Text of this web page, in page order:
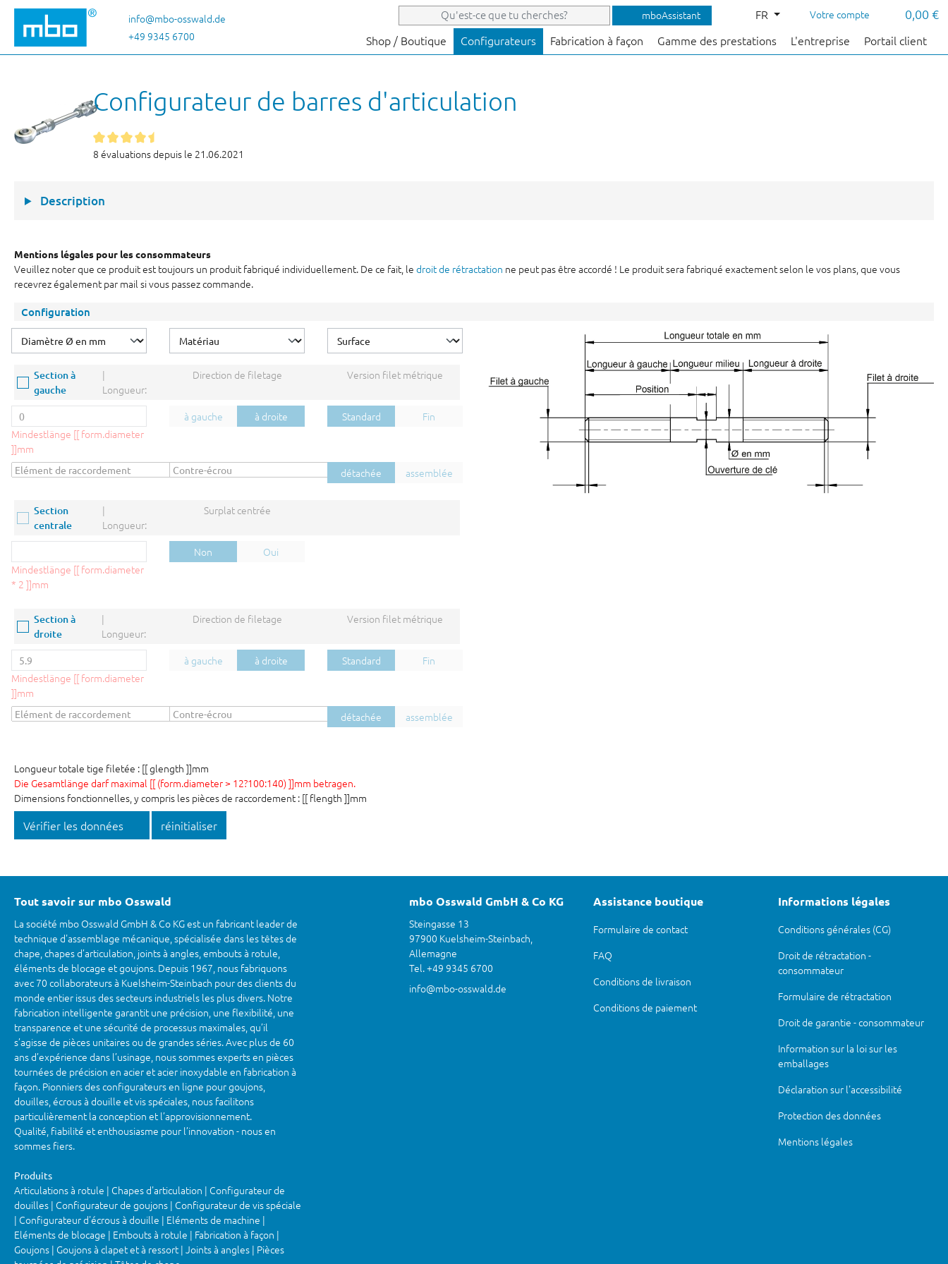
au contenu principal
Passer à la recherche
Passer à la navigation principaleinfo@mbo-osswald.de
+49 9345 6700
mboAssistant FR Votre compte 0,00 €
Shop / Boutique Configurateurs Fabrication à façon Gamme des prestations L'entreprise Portail client
Configurateur de barres d'articulation
8 évaluations depuis le 21.06.2021
Description
Mentions légales pour les consommateurs
Veuillez noter que ce produit est toujours un produit fabriqué individuellement. De ce fait, le droit de rétractation ne peut pas être accordé ! Le produit sera fabriqué exactement selon le vos plans, que vous
recevrez également par mail si vous passez commande.
Configuration
Section à
gauche
|
Longueur:
Direction de filetage Version filet métrique
Mindestlänge [[ form.diameter
]]mm
à gauche à droite Standard Fin
détachée assemblée
Section
centrale
|
Longueur:
Surplat centrée
Mindestlänge [[ form.diameter
* 2 ]]mm
Non Oui
Section à
droite
|
Longueur:
Direction de filetage Version filet métrique
Mindestlänge [[ form.diameter
]]mm
à gauche à droite Standard Fin
détachée assemblée
Longueur totale tige filetée : [[ glength ]]mm
Die Gesamtlänge darf maximal [[ (form.diameter > 12?100:140) ]]mm betragen.
Dimensions fonctionnelles, y compris les pièces de raccordement : [[ flength ]]mm
Vérifier les données réinitialiser
Tout savoir sur mbo Osswald
La société mbo Osswald GmbH & Co KG est un fabricant leader de
technique d'assemblage mécanique, spécialisée dans les têtes de
chape, chapes d’articulation, joints à angles, embouts à rotule,
éléments de blocage et goujons. Depuis 1967, nous fabriquons
avec 70 collaborateurs à Kuelsheim-Steinbach pour des clients du
monde entier issus des secteurs industriels les plus divers. Notre
fabrication intelligente garantit une précision, une flexibilité, une
transparence et une sécurité de processus maximales, qu’il
s’agisse de pièces unitaires ou de grandes séries. Avec plus de 60
ans d’expérience dans l’usinage, nous sommes experts en pièces
tournées de précision en acier et acier inoxydable en fabrication à
façon. Pionniers des configurateurs en ligne pour goujons,
douilles, écrous à douille et vis spéciales, nous facilitons
particulièrement la conception et l’approvisionnement.
Qualité, fiabilité et enthousiasme pour l’innovation - nous en
sommes fiers.
Produits
Articulations à rotule | Chapes d'articulation | Configurateur de
douilles | Configurateur de goujons | Configurateur de vis spéciale
| Configurateur d'écrous à douille | Eléments de machine |
Eléments de blocage | Embouts à rotule | Fabrication à façon |
Goujons | Goujons à clapet et à ressort | Joints à angles | Pièces
mbo Osswald GmbH & Co KG
Steingasse 13
97900 Kuelsheim-Steinbach,
Allemagne
Tel. +49 9345 6700
info@mbo-osswald.de
Assistance boutique
Formulaire de contact
FAQ
Conditions de livraison
Conditions de paiement
Informations légales
Conditions générales (CG)
Droit de rétractation -
consommateur
Formulaire de rétractation
Droit de garantie - consommateur
Information sur la loi sur les
emballages
Déclaration sur l'accessibilité
Protection des données
Mentions légales